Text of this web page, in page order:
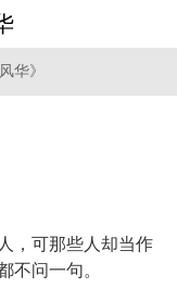
华》
，可那些人却当作
不问一句。